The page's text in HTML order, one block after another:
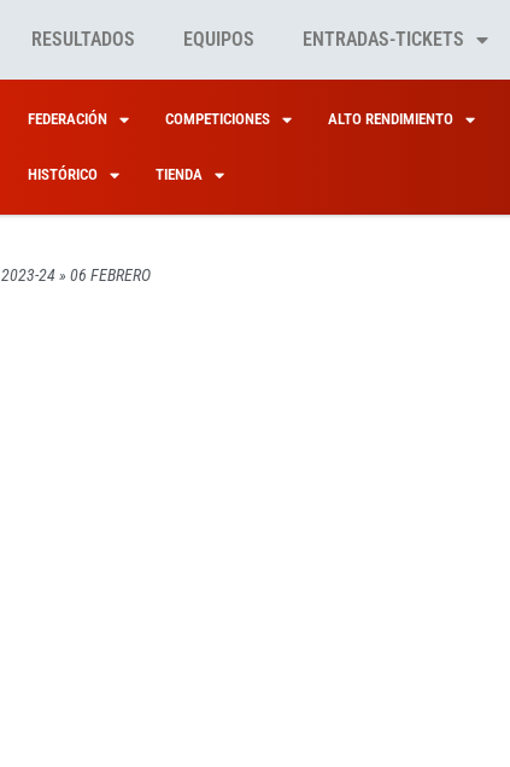
RESULTADOS EQUIPOS ENTRADAS-TICKETS
FEDERACIÓN COMPETICIONES ALTO RENDIMIENTO
HISTÓRICO TIENDA
2023-24» 06 FEBRERO